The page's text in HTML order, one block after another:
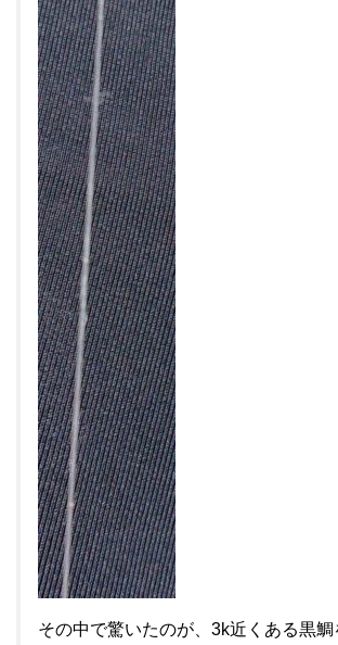
その中で驚いたのが、3k近くある黒